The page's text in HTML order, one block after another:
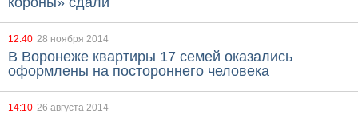
12:40 28 ноября 2014
В Воронеже квартиры 17 семей оказались
оформлены на постороннего человека
14:10 26 августа 2014